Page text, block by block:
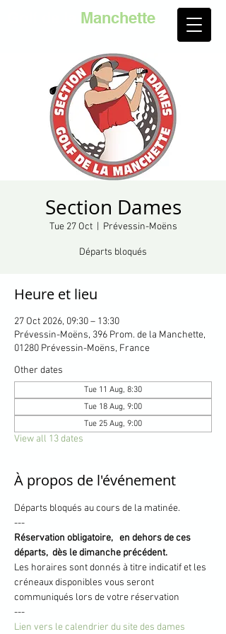
Manchette
Section Dames
Tue 27 Oct
  |
Prévessin-Moëns
Départs bloqués
Heure et lieu
27 Oct 2026, 09:30 – 13:30
Prévessin-Moëns, 396 Prom. de la Manchette,
01280 Prévessin-Moëns, France
Other dates
Tue 11 Aug, 8:30
Tue 18 Aug, 9:00
Tue 25 Aug, 9:00
View all 13 dates
À propos de l'événement
Départs bloqués au cours de la matinée.
---
Réservation obligatoire,   en dehors de ces
départs,  dès le dimanche précédent.
Les horaires sont donnés à titre indicatif et les
créneaux disponibles vous seront
communiqués lors de votre réservation
---
Lien vers le calendrier du site des dames